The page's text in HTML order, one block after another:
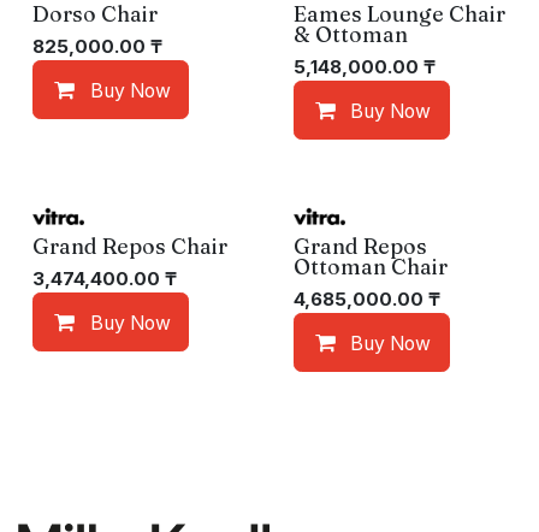
Dorso Chair
825,000.00 ₸
Buy Now
Eames Lounge Chair
& Ottoman
5,148,000.00 ₸
Buy Now
Grand Repos Chair
3,474,400.00 ₸
Buy Now
Grand Repos
Ottoman Chair
4,685,000.00 ₸
Buy Now